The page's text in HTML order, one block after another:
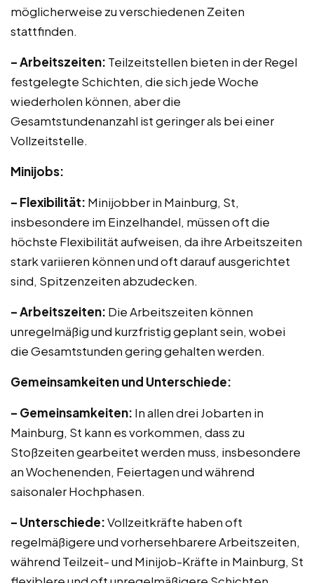
möglicherweise zu verschiedenen Zeiten
stattfinden.
– Arbeitszeiten: Teilzeitstellen bieten in der Regel
festgelegte Schichten, die sich jede Woche
wiederholen können, aber die
Gesamtstundenanzahl ist geringer als bei einer
Vollzeitstelle.
Minijobs:
– Flexibilität: Minijobber in Mainburg, St,
insbesondere im Einzelhandel, müssen oft die
höchste Flexibilität aufweisen, da ihre Arbeitszeiten
stark variieren können und oft darauf ausgerichtet
sind, Spitzenzeiten abzudecken.
– Arbeitszeiten: Die Arbeitszeiten können
unregelmäßig und kurzfristig geplant sein, wobei
die Gesamtstunden gering gehalten werden.
Gemeinsamkeiten und Unterschiede:
– Gemeinsamkeiten: In allen drei Jobarten in
Mainburg, St kann es vorkommen, dass zu
Stoßzeiten gearbeitet werden muss, insbesondere
an Wochenenden, Feiertagen und während
saisonaler Hochphasen.
– Unterschiede:Vollzeitkräfte haben oft
regelmäßigere und vorhersehbarere Arbeitszeiten,
während Teilzeit- und Minijob-Kräfte in Mainburg, St